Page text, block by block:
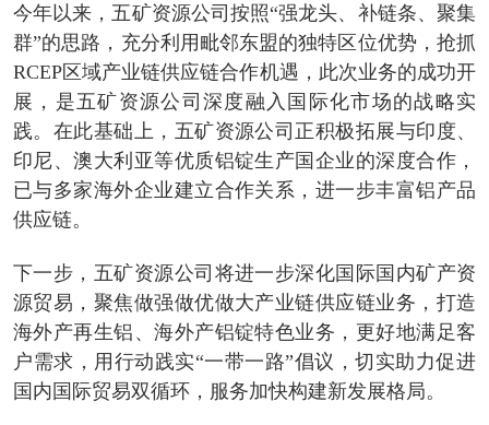
今年以来，五矿资源公司按照“强龙头、补链条、聚集
群”的思路，充分利用毗邻东盟的独特区位优势，抢抓
RCEP区域产业链供应链合作机遇，此次业务的成功开
展，是五矿资源公司深度融入国际化市场的战略实
践。在此基础上，五矿资源公司正积极拓展与印度、
印尼、澳大利亚等优质铝锭生产国企业的深度合作，
已与多家海外企业建立合作关系，进一步丰富铝产品
供应链。
下一步，五矿资源公司将进一步深化国际国内矿产资
源贸易，聚焦做强做优做大产业链供应链业务，打造
海外产再生铝、海外产铝锭特色业务，更好地满足客
户需求，用行动践实“一带一路”倡议，切实助力促进
国内国际贸易双循环，服务加快构建新发展格局。